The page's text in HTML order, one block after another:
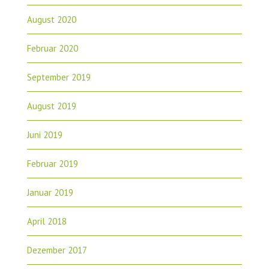
August 2020
Februar 2020
September 2019
August 2019
Juni 2019
Februar 2019
Januar 2019
April 2018
Dezember 2017